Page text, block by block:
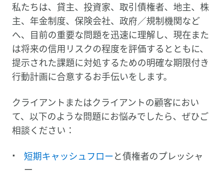
私たちは、貸主、投資家、取引債権者、地主、株
主、年金制度、保険会社、政府／規制機関など
へ、目前の重要な問題を迅速に理解し、現在また
は将来の信用リスクの程度を評価するとともに、
提示された課題に対処するための明確な期限付き
行動計画に合意するお手伝いをします。
クライアントまたはクライアントの顧客におい
て、以下のような問題にお悩みでしたら、ぜひご
相談ください：
短期キャッシュフローと債権者のプレッシャ
ー